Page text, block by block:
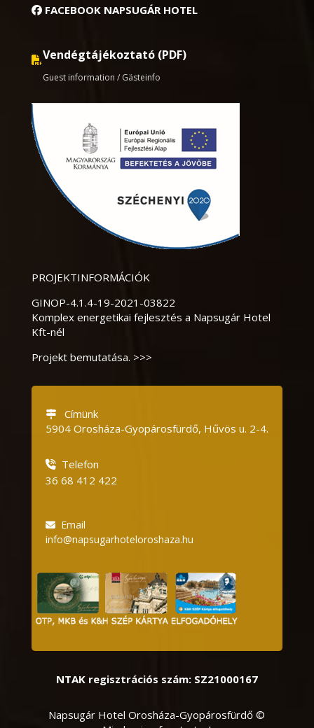
FACEBOOK NAPSUGÁR HOTEL
Vendégtájékoztató (PDF)
Guest information / Gästeinfo
PROJEKTINFORMÁCIÓK
GINOP-4.1.4-19-2021-03822
Komplex energetikai fejlesztés a Napsugár Hotel
Kft-nél
Projekt bemutatása. >>>
Címünk
5904 Orosháza-Gyopárosfürdő, Hűvös u. 2-4.
Telefon
36 68 412 422
Email
info@napsugarhoteloroshaza.hu
NTAK regisztrációs szám: SZ21000167
Napsugár Hotel Orosháza-Gyopárosfürdő ©